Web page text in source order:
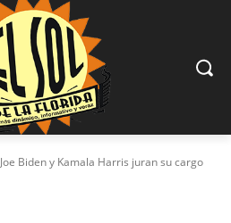
Joe Biden y Kamala Harris juran su cargo